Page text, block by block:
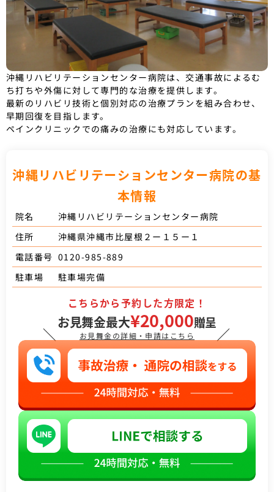
沖縄リハビリテーションセンター病院は、交通事故によるむ
ち打ちや外傷に対して専門的な治療を提供します。
最新のリハビリ技術と個別対応の治療プランを組み合わせ、
早期回復を目指します。
ペインクリニックでの痛みの治療にも対応しています。
沖縄リハビリテーションセンター病院の基
本情報
院名
沖縄リハビリテーションセンター病院
住所
沖縄県沖縄市比屋根２ー１５ー１
電話番号 0120-985-889
駐車場
駐車場完備
＼
こちらから予約した方限定！
お見舞金最大¥20,000贈呈
お見舞金の詳細・申請はこちら ／